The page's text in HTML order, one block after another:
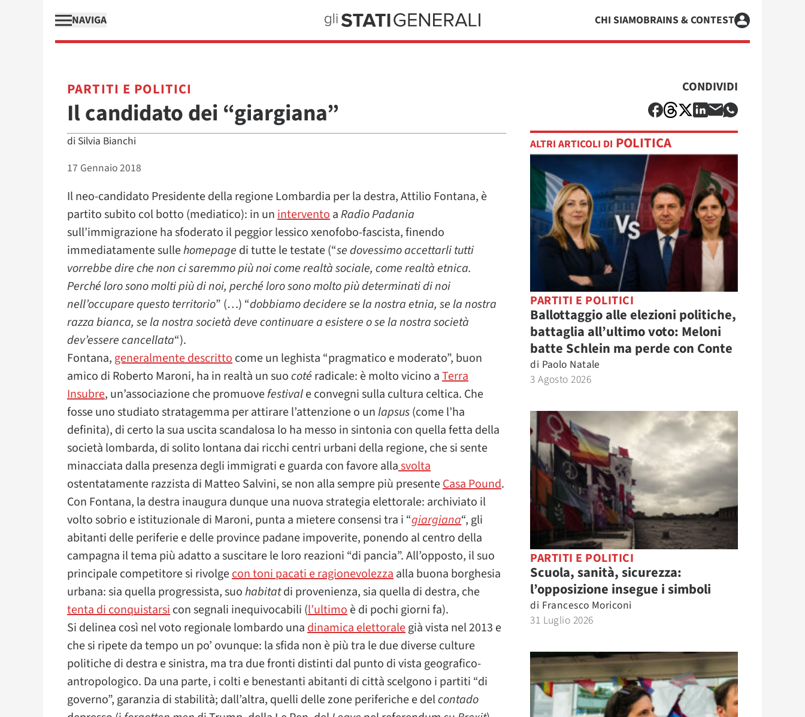
NAVIGA CHI SIAMOBRAINS & CONTEST
PARTITI E POLITICI
Il candidato dei “giargiana”
di Silvia Bianchi
17 Gennaio 2018
Il neo-candidato Presidente della regione Lombardia per la destra, Attilio Fontana, è
partito subito col botto (mediatico): in uninterventoaRadio Padania
sull’immigrazione ha sfoderato il peggior lessico xenofobo-fascista, finendo
immediatamente sullehomepage di tutte le testate (“se dovessimo accettarli tutti
vorrebbe dire che non ci saremmo più noi come realtà sociale, come realtà etnica.
Perché loro sono molti più di noi, perché loro sono molto più determinati di noi
nell’occupare questo territorio” (…) “dobbiamo decidere se la nostra etnia, se la nostra
razza bianca, se la nostra società deve continuare a esistere o se la nostra società
dev’essere cancellata“).
Fontana, generalmente descrittocome un leghista “pragmatico e moderato”, buon
amico di Roberto Maroni, ha in realtà un suocotéradicale: è molto vicino aTerra
Insubre, un’associazione che promuovefestivale convegni sulla cultura celtica. Che
fosse uno studiato stratagemma per attirare l’attenzione o un lapsus(come l’ha
definita), di certo la sua uscita scandalosa lo ha messo in sintonia con quella fetta della
società lombarda, di solito lontana dai ricchi centri urbani della regione, che si sente
minacciata dalla presenza degli immigrati e guarda con favore allasvolta
ostentatamente razzista di Matteo Salvini, se non alla sempre più presenteCasa Pound.
Con Fontana, la destra inaugura dunque una nuova strategia elettorale: archiviato il
volto sobrio e istituzionale di Maroni, punta a mietere consensi tra i “giargiana“, gli
abitanti delle periferie e delle province padane impoverite, ponendo al centro della
campagna il tema più adatto a suscitare le loro reazioni “di pancia”. All’opposto, il suo
principale competitore si rivolgecon toni pacati e ragionevolezzaalla buona borghesia
urbana: sia quella progressista, suohabitatdi provenienza, sia quella di destra, che
tenta di conquistarsicon segnali inequivocabili (l’ultimoè di pochi giorni fa).
Si delinea così nel voto regionale lombardo unadinamica elettoralegià vista nel 2013 e
che si ripete da tempo un po’ ovunque: la sfida non è più tra le due diverse culture
politiche di destra e sinistra, ma tra due fronti distinti dal punto di vista geografico-
antropologico. Da una parte, i colti e benestanti abitanti di città scelgono i partiti “di
governo”, garanzia di stabilità; dall’altra, quelli delle zone periferiche e delcontado
CONDIVIDI
ALTRI ARTICOLI DI POLITICA
PARTITI E POLITICI
Ballottaggio alle elezioni politiche,
battaglia all’ultimo voto: Meloni
batte Schlein ma perde con Conte
di Paolo Natale
3 Agosto 2026
PARTITI E POLITICI
Scuola, sanità, sicurezza:
l’opposizione insegue i simboli
di Francesco Moriconi
31 Luglio 2026